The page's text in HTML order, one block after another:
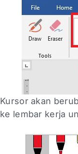
Kursor akan
ke lembar kerja